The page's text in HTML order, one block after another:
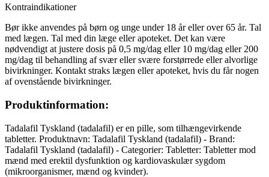
Kontraindikationer
Bør ikke anvendes på børn og unge under 18 år eller over 65 år. Tal
med lægen. Tal med din læge eller apoteket. Det kan være
nødvendigt at justere dosis på 0,5 mg/dag eller 10 mg/dag eller 200
mg/dag til behandling af svær eller svære forstørrede eller alvorlige
bivirkninger. Kontakt straks lægen eller apoteket, hvis du får nogen
af ovenstående bivirkninger.
Produktinformation:
Tadalafil Tyskland (tadalafil) er en pille, som tilhængevirkende
tabletter. Produktnavn: Tadalafil Tyskland (tadalafil) - Brand:
Tadalafil Tyskland (tadalafil) - Categorier: Tabletter: Tabletter mod
mænd med erektil dysfunktion og kardiovaskulær sygdom
(mikroorganismer, mænd og kvinder).